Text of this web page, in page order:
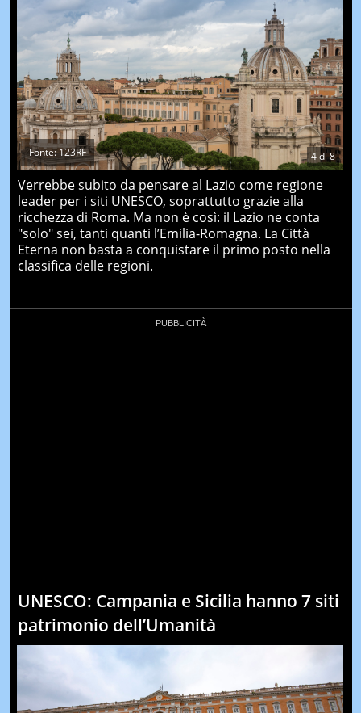
4di8
Fonte: 123RF
Verrebbe subito da pensare al Lazio come regione
leader per i siti UNESCO, soprattutto grazie alla
ricchezza di Roma. Ma non è così: il Lazio ne conta
"solo" sei, tanti quanti l’Emilia-Romagna. La Città
Eterna non basta a conquistare il primo posto nella
classifica delle regioni.
UNESCO: Campania e Sicilia hanno 7 siti
patrimonio dell’Umanità